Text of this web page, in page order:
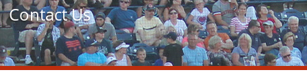
Contact Us